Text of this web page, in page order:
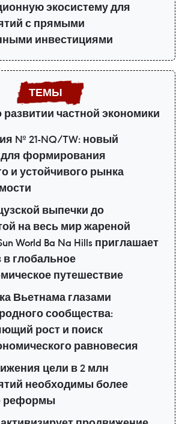
экосистему для
с прямыми
инвестициями
развитии частной экономики
№ 21-NQ/TW: новый
формирования
и устойчивого рынка
выпечки до
на весь мир жареной
World Ba Na Hills приглашает
в глобальное
путешествие
Вьетнама глазами
сообщества:
рост и поиск
равновесия
цели в 2 млн
необходимы более
реформы